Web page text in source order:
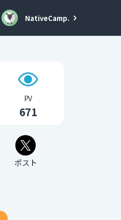
NativeCamp.
PV
671
ポスト